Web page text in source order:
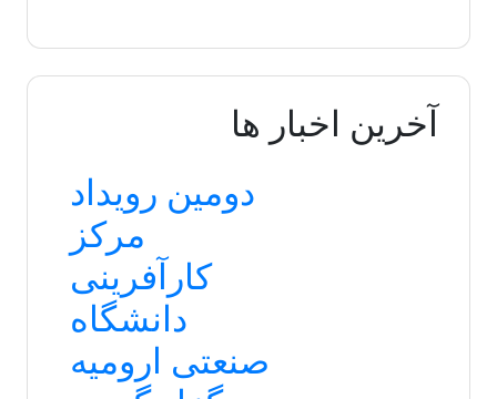
آخرین اخبار ها
دومین رویداد
مرکز
کارآفرینی
دانشگاه
صنعتی ارومیه